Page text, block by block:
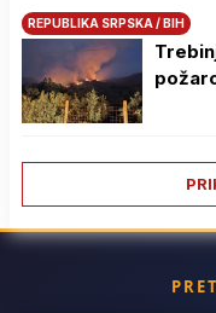
REPUBLIKA SRPSKA / BIH